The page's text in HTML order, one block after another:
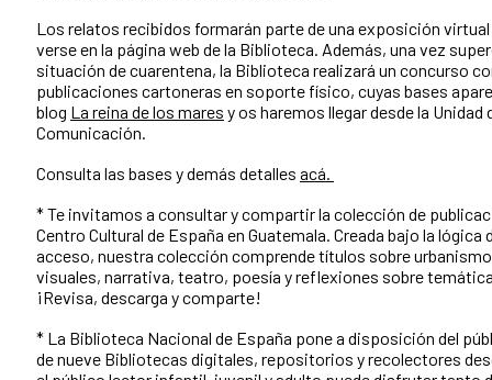
Los relatos recibidos formarán parte de una exposición virtual
verse en la página web de la Biblioteca. Además, una vez
situación de cuarentena, la Biblioteca realizará un concurso
publicaciones cartoneras en soporte físico, cuyas bases
blog La reina de los mares y os haremos llegar desde la Unidad
Comunicación.
Consulta las bases y demás detalles acá.
* Te invitamos a consultar y compartir la colección de
Centro Cultural de España en Guatemala. Creada bajo la lógica
acceso, nuestra colección comprende títulos sobre
visuales, narrativa, teatro, poesía y reflexiones sobre
¡Revisa, descarga y comparte!
* La Biblioteca Nacional de España pone a disposición del
de nueve Bibliotecas digitales, repositorios y recolectores